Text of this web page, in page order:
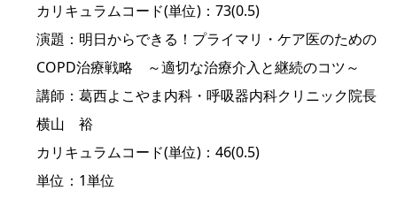
カリキュラムコード(単位)：73(0.5)
演題：明日からできる！プライマリ・ケア医のための
COPD治療戦略 ～適切な治療介入と継続のコツ～
講師：葛西よこやま内科・呼吸器内科クリニック院長
横山 裕
カリキュラムコード(単位)：46(0.5)
単位：1単位